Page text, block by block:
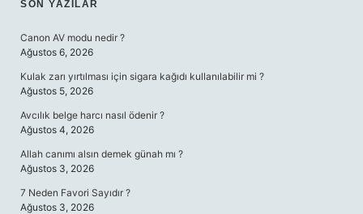
SIDEBAR
SON YAZILAR
Canon AV modu nedir ?
Ağustos 6, 2026
Kulak zarı yırtılması için sigara kağıdı kullanılabilir mi ?
Ağustos 5, 2026
Avcılık belge harcı nasıl ödenir ?
Ağustos 4, 2026
Allah canımı alsın demek günah mı ?
Ağustos 3, 2026
7 Neden Favori Sayıdır ?
Ağustos 3, 2026